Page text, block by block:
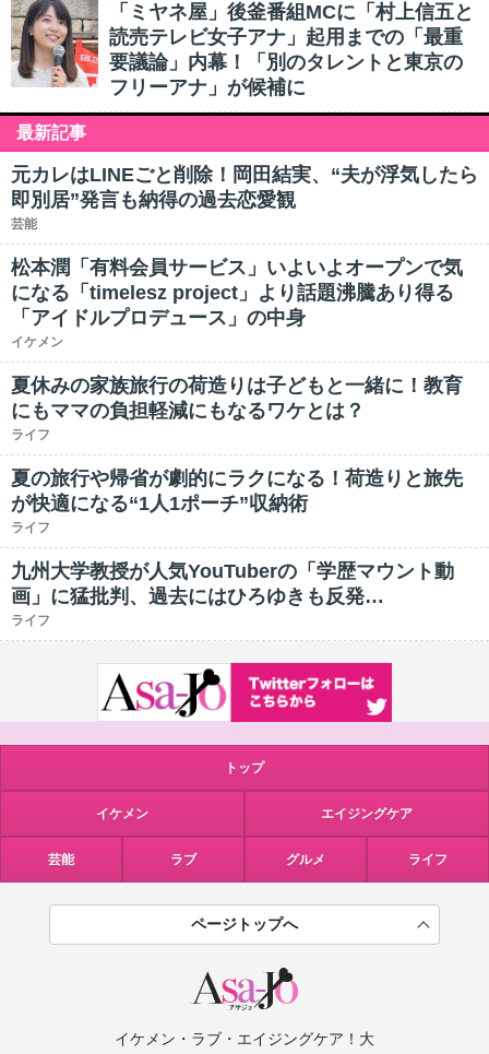
「ミヤネ屋」後釜番組MCに「村上信五と
読売テレビ女子アナ」起用までの「最重
要議論」内幕！「別のタレントと東京の
フリーアナ」が候補に
最新記事
元カレはLINEごと削除！岡田結実、“夫が浮気したら
即別居”発言も納得の過去恋愛観
芸能
松本潤「有料会員サービス」いよいよオープンで気
になる「timelesz project」より話題沸騰あり得る
「アイドルプロデュース」の中身
イケメン
夏休みの家族旅行の荷造りは子どもと一緒に！教育
にもママの負担軽減にもなるワケとは？
ライフ
夏の旅行や帰省が劇的にラクになる！荷造りと旅先
が快適になる“1人1ポーチ”収納術
ライフ
九州大学教授が人気YouTuberの「学歴マウント動
画」に猛批判、過去にはひろゆきも反発…
ライフ
トップ
イケメン エイジングケア
芸能 ラブ グルメ ライフ
ページトップへ
イケメン・ラブ・エイジングケア！大